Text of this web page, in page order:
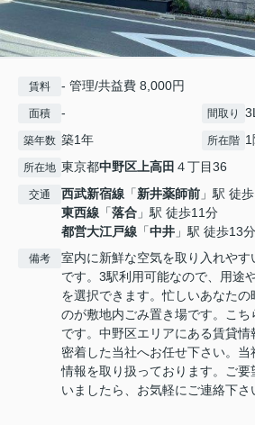
賃料 - 管理/共益費 8,000円
面積 - 間取り
築年数 築1年 所在階 1
所在地 東京都中野区 上高田 ４丁目36
交通 西武新宿線 「新井薬師前 」駅 徒
東西線 「落合 」駅 徒歩11分
都営大江戸線 「中井 」駅 徒歩13分
備考
室内に新鮮な空気を取り入れや
です。3駅利用可能なので、用途
を選択できます。忙しいあなたの
のが敷地内ごみ置き場です。こ
です。中野区エリアにある賃貸情
密着した当社へお任せ下さい。
情報を取り扱っております。ご
いましたら、お気軽にご連絡下さ